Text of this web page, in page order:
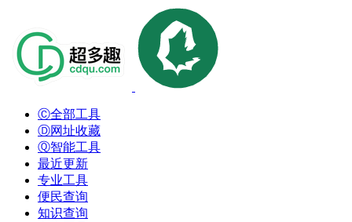
Ⓒ全部工具
Ⓓ网址收藏
Ⓠ智能工具
最近更新
专业工具
便民查询
知识查询